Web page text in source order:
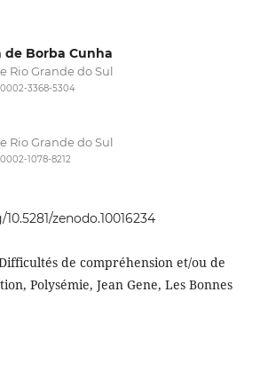
Borba Cunha
Rio Grande do Sul
3368-5304
Rio Grande do Sul
1078-8212
zenodo.10016234
de compréhension et/ou de
Polysémie, Jean Gene, Les Bonnes